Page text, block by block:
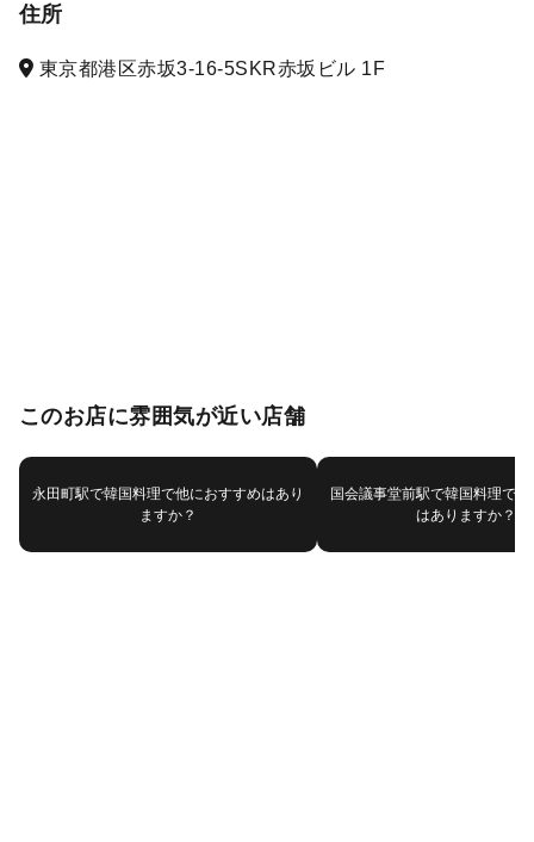
住所
東京都港区赤坂3-16-5SKR赤坂ビル 1F
このお店に雰囲気が近い店舗
永田町駅で韓国料理で他におすすめはあり
ますか？
国会議事堂前駅で韓国料理で
はありますか？